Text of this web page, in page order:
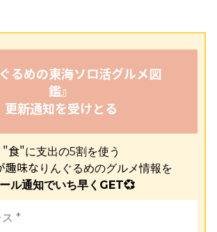
ぐるめの東海ソロ活グルメ図
鑑』
更新通知を受けとる
"食"に支出の5割を使う
趣味な りんぐるめのグルメ情報を
ル通知でいち早くGET💞